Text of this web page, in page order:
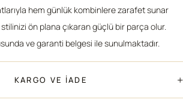
hem günlük kombinlere zarafet sunar
ön plana çıkaran güçlü bir parça olur.
ve garanti belgesi ile sunulmaktadır.
KARGO VE İADE +